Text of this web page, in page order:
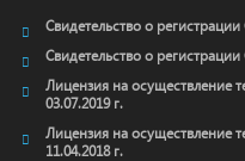
Свидетельство о
Свидетельство о
Лицензия на осуществление
03.07.2019 г.
Лицензия на осуществление
11.04.2018 г.